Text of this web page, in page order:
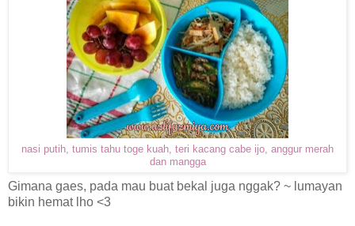
nasi putih, tumis tahu toge kuah, teri kacang cabe ijo, anggur merah
dan mangga
Gimana gaes, pada mau buat bekal juga nggak? ~ lumayan
bikin hemat lho <3